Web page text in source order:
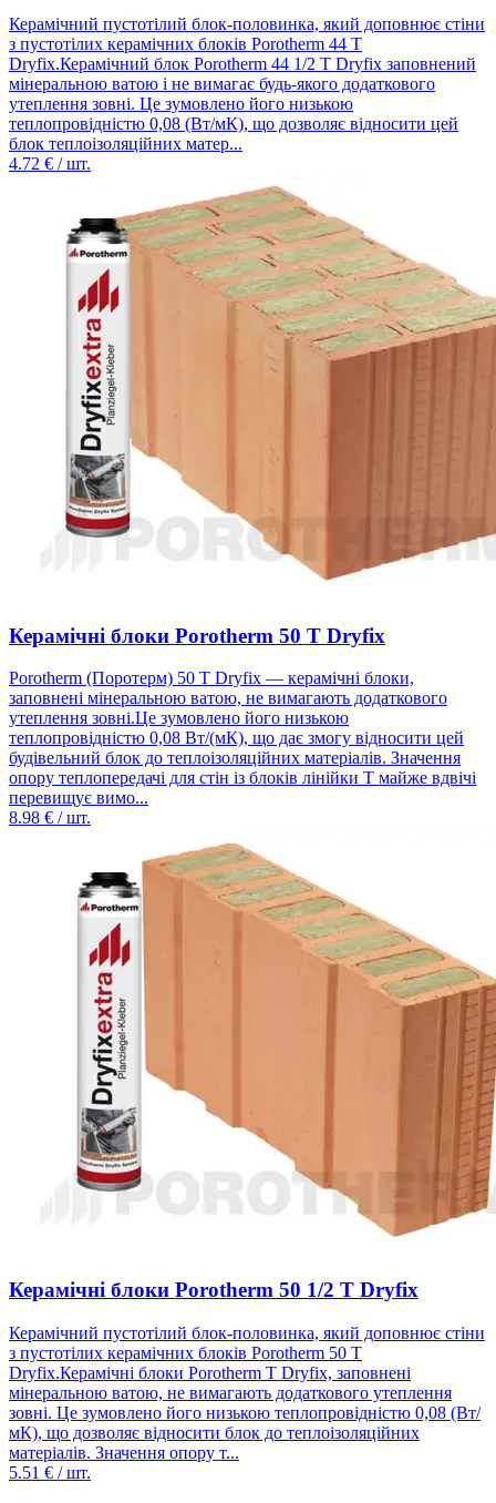
Керамічний пустотілий блок-половинка, який доповнює стіни
з пустотілих керамічних блоків Porotherm 44 Т
Dryfix.Керамічний блок Porotherm 44 1/2 Т Dryfix заповнений
мінеральною ватою і не вимагає будь-якого додаткового
утеплення зовні. Це зумовлено його низькою
теплопровідністю 0,08 (Вт/мК), що дозволяє відносити цей
блок теплоізоляційних матер...
4.72 € / шт.
Керамічні блоки Porotherm 50 T Dryfix
Porotherm (Поротерм) 50 T Dryfix — керамічні блоки,
заповнені мінеральною ватою, не вимагають додаткового
утеплення зовні.Це зумовлено його низькою
теплопровідністю 0,08 Вт/(мК), що дає змогу відносити цей
будівельний блок до теплоізоляційних матеріалів. Значення
опору теплопередачі для стін із блоків лінійки Т майже вдвічі
перевищує вимо...
8.98 € / шт.
Керамічні блоки Porotherm 50 1/2 T Dryfix
Керамічний пустотілий блок-половинка, який доповнює стіни
з пустотілих керамічних блоків Porotherm 50 T
Dryfix.Керамічні блоки Porotherm T Dryfix, заповнені
мінеральною ватою, не вимагають додаткового утеплення
зовні. Це зумовлено його низькою теплопровідністю 0,08 (Вт/
мК), що дозволяє відносити блок до теплоізоляційних
матеріалів. Значення опору т...
5.51 € / шт.